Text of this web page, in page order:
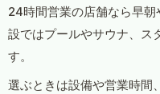
24時間営業の店舗なら早
設ではプールやサウナ、ス
す。
選ぶときは設備や営業時間